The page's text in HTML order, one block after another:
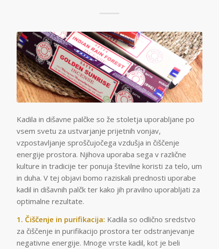
Kadila in dišavne palčke so že stoletja uporabljane po
vsem svetu za ustvarjanje prijetnih vonjav,
vzpostavljanje sproščujočega vzdušja in čiščenje
energije prostora. Njihova uporaba sega v različne
kulture in tradicije ter ponuja številne koristi za telo, um
in duha. V tej objavi bomo raziskali prednosti uporabe
kadil in dišavnih palčk ter kako jih pravilno uporabljati za
optimalne rezultate.
1. Čiščenje in purifikacija: Kadila so odlično sredstvo
za čiščenje in purifikacijo prostora ter odstranjevanje
negativne energije. Mnoge vrste kadil, kot je beli